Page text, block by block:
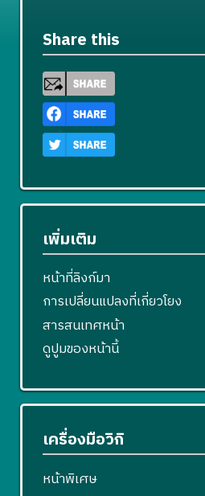
Share this
เพิ่มเติม
หน้าที่ลิงก์มา
การเปลี่ยนแปลงที่เกี่ยวโยง
สารสนเทศหน้า
ดูปูมของหน้านี้
เครื่องมือวิกิ
หน้าพิเศษ